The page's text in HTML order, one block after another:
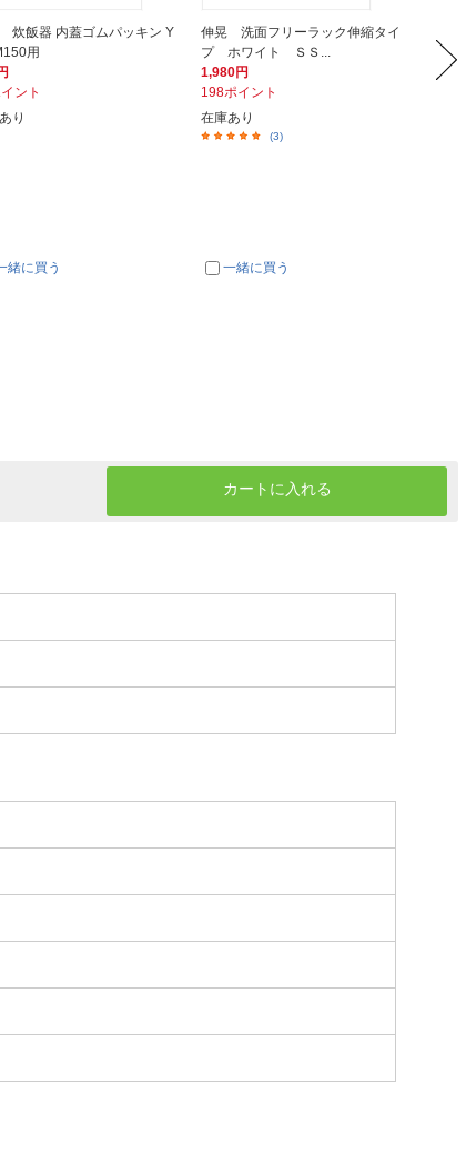
炊飯器 内蓋ゴムパッキン Y
用
ント
り
緒に買う
伸晃 洗面フリーラック伸縮タイ
プ ホワイト ＳＳ...
1,980円
198ポイント
在庫あり
(3)
一緒に買う
ベビ
3,390円
カートに入れる